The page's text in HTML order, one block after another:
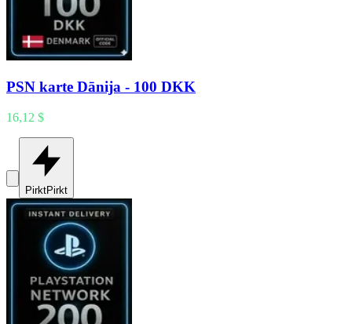
PSN karte Dānija - 100 DKK
16,12 $
PirktPirkt